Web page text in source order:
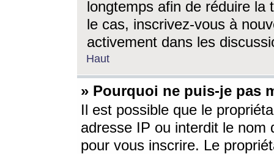
longtemps afin de réduire la
le cas, inscrivez-vous à
activement dans les
Haut
» Pourquoi ne puis-je pas
Il est possible que le
adresse IP ou interdit le nom
pour vous inscrire. Le